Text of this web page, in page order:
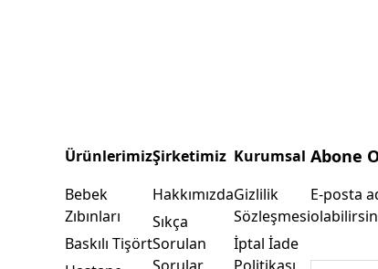
Ürünlerimiz
Bebek
Zıbınları
Baskılı Tişört
Şirketimiz
Hakkımızda
Sıkça
Sorulan
Kurumsal
Gizlilik
Sözleşmesi
İptal İade
Abone
E-posta